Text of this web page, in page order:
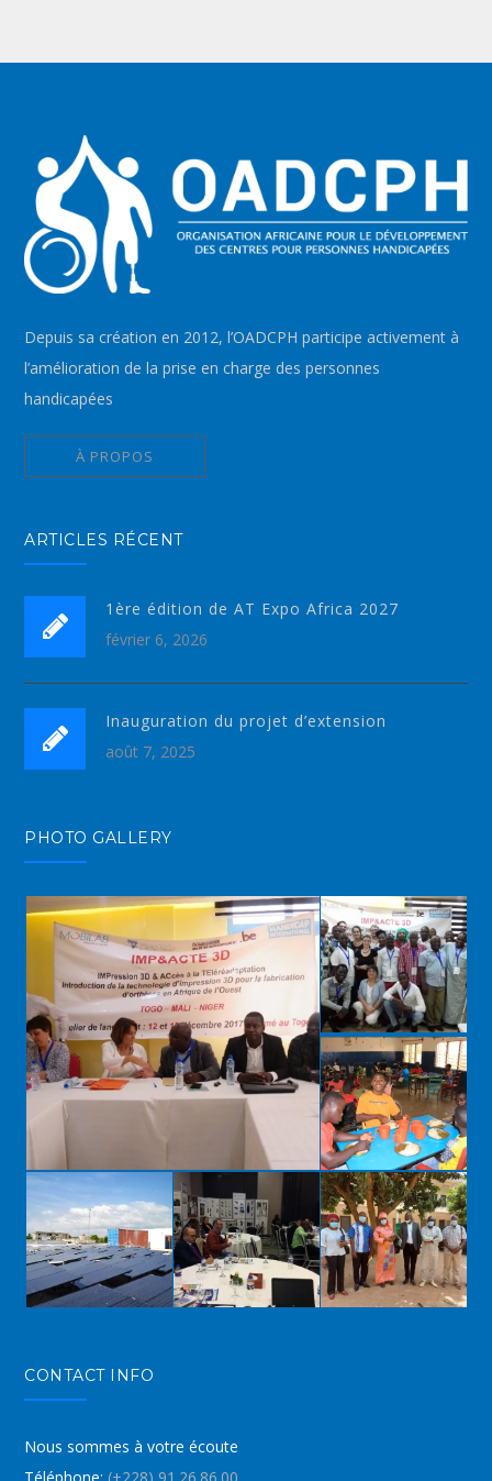
Depuis sa création en 2012, l’OADCPH participe activement à
l’amélioration de la prise en charge des personnes
handicapées
À PROPOS
ARTICLES RÉCENT
1ère édition de AT Expo Africa 2027
février 6, 2026
Inauguration du projet d’extension
août 7, 2025
PHOTO GALLERY
CONTACT INFO
Nous sommes à votre écoute